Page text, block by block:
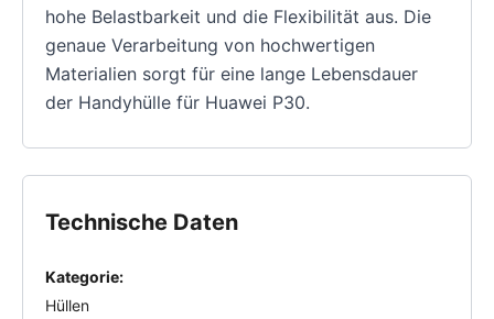
hohe Belastbarkeit und die Flexibilität aus. Die
genaue Verarbeitung von hochwertigen
Materialien sorgt für eine lange Lebensdauer
der Handyhülle für Huawei P30.
Technische Daten
Kategorie:
Hüllen